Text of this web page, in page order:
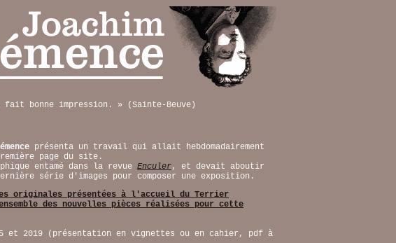
bonne impression. » (Sainte-Beuve)
présenta un travail qui allait hebdomadairement
page du site.
entamé dans la revue Enculer, et devait aboutir
série d'images pour composer une exposition.
originales présentées à l'accueil du Terrier
des nouvelles pièces réalisées pour cette
et 2019 (présentation en vignettes ou en cahier, pdf à